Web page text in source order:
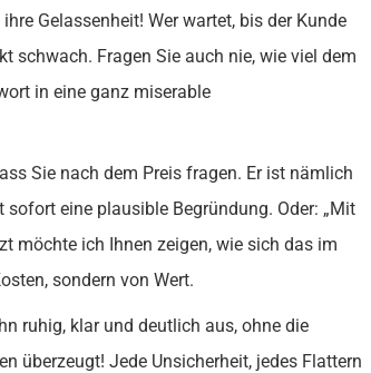
Gelassenheit! Wer wartet, bis der Kunde
schwach. Fragen Sie auch nie, wie viel dem
in eine ganz miserable
Sie nach dem Preis fragen. Er ist nämlich
eine plausible Begründung. Oder: „Mit
möchte ich Ihnen zeigen, wie sich das im
sondern von Wert.
ruhig, klar und deutlich aus, ohne die
überzeugt! Jede Unsicherheit, jedes Flattern